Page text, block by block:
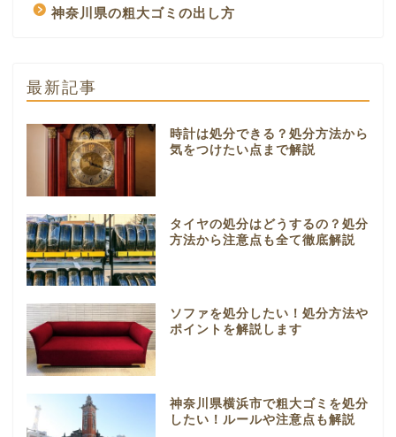
神奈川県の粗大ゴミの出し方
最新記事
時計は処分できる？処分方法から
気をつけたい点まで解説
タイヤの処分はどうするの？処分
方法から注意点も全て徹底解説
ソファを処分したい！処分方法や
ポイントを解説します
神奈川県横浜市で粗大ゴミを処分
したい！ルールや注意点も解説